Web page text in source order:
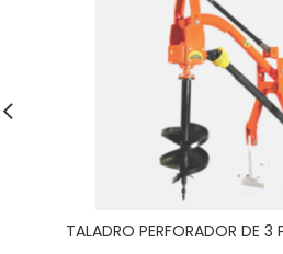
TALADRO PERFORADOR DE 3